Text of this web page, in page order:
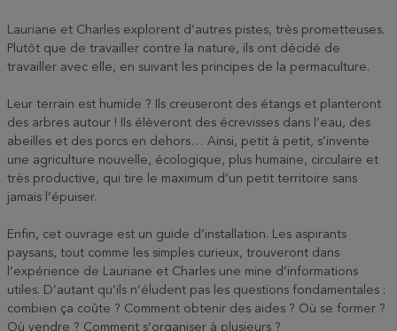
Lauriane et Charles explorent d’autres pistes, très prometteuses.
Plutôt que de travailler contre la nature, ils ont décidé de
travailler avec elle, en suivant les principes de la permaculture.
Leur terrain est humide ? Ils creuseront des étangs et planteront
des arbres autour ! Ils élèveront des écrevisses dans l’eau, des
abeilles et des porcs en dehors… Ainsi, petit à petit, s’invente
une agriculture nouvelle, écologique, plus humaine, circulaire et
très productive, qui tire le maximum d’un petit territoire sans
jamais l’épuiser.
Enfin, cet ouvrage est un guide d’installation. Les aspirants
paysans, tout comme les simples curieux, trouveront dans
l’expérience de Lauriane et Charles une mine d’informations
utiles. D’autant qu’ils n’éludent pas les questions fondamentales :
combien ça coûte ? Comment obtenir des aides ? Où se former ?
Où vendre ? Comment s’organiser à plusieurs ?